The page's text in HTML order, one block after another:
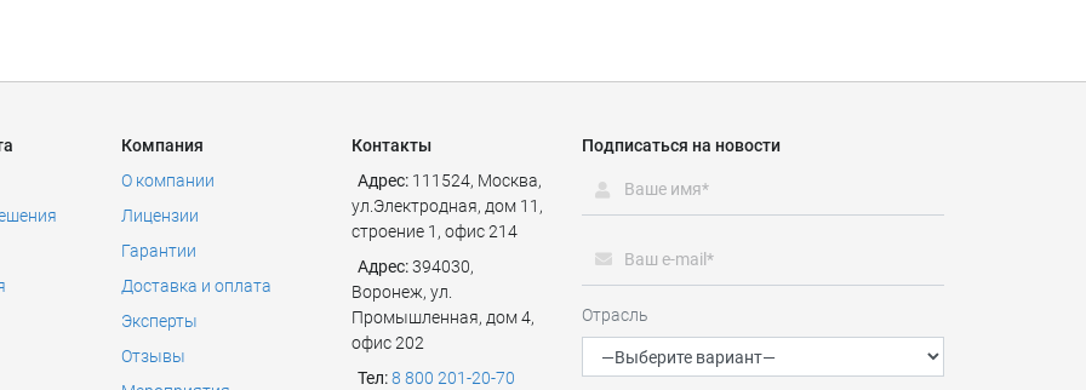
Компания
О компании
Лицензии
Гарантии
Доставка и оплата
Эксперты
Отзывы
Контакты
Адрес: 111524, Москва,
ул.Электродная, дом 11,
строение 1, офис 214
Адрес:394030,
Воронеж, ул.
Промышленная, дом 4,
офис 202
Тел:8 800 201-20-70
Подписаться на новости
Отрасль